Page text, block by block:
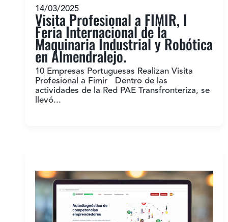
14/03/2025
Visita Profesional a FIMIR, I
Feria Internacional de la
Maquinaria Industrial y Robótica
en Almendralejo.
10 Empresas Portuguesas Realizan Visita
Profesional a Fimir Dentro de las
actividades de la Red PAE Transfronteriza, se
llevó...